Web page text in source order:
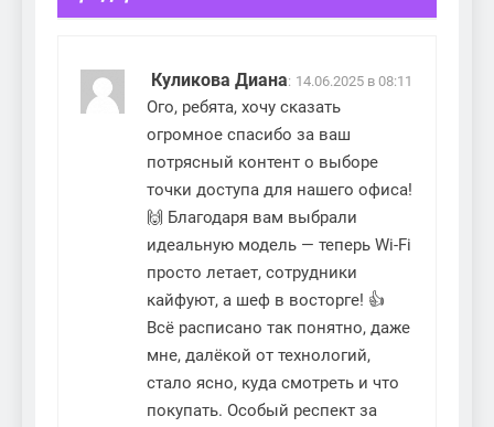
Куликова Диана: 14.06.2025 в 08:11
Ого, ребята, хочу сказать
огромное спасибо за ваш
потрясный контент о выборе
точки доступа для нашего офиса!
🙌 Благодаря вам выбрали
идеальную модель — теперь Wi-Fi
просто летает, сотрудники
кайфуют, а шеф в восторге! 👍
Всё расписано так понятно, даже
мне, далёкой от технологий,
стало ясно, куда смотреть и что
покупать. Особый респект за